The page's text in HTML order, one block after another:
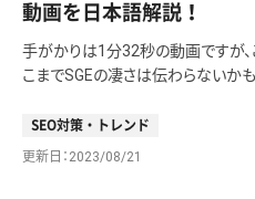
動画を日本語解説！
手がかりは1分32秒の動画ですが
こまでSGEの凄さは伝わらないかも
SEO対策・トレンド
更新日 2023/08/21